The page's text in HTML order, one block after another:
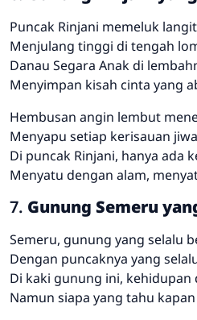
Puncak Rinjani memeluk
Menjulang tinggi di tengah
Danau Segara Anak di
Menyimpan kisah cinta yang
Hembusan angin lembut
Menyapu setiap kerisauan
Di puncak Rinjani, hanya ada
Menyatu dengan alam,
7. Gunung Semeru
Semeru, gunung yang selalu
Dengan puncaknya yang
Di kaki gunung ini, kehidupan
Namun siapa yang tahu